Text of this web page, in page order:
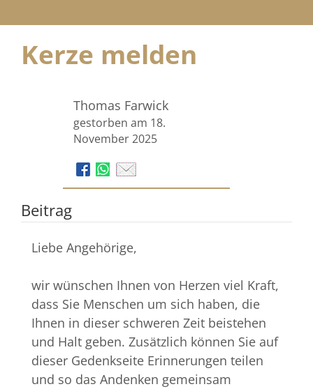
Kerze melden
Thomas Farwick
gestorben am 18.
November 2025
Beitrag
Liebe Angehörige,
wir wünschen Ihnen von Herzen viel Kraft,
dass Sie Menschen um sich haben, die
Ihnen in dieser schweren Zeit beistehen
und Halt geben. Zusätzlich können Sie auf
dieser Gedenkseite Erinnerungen teilen
und so das Andenken gemeinsam